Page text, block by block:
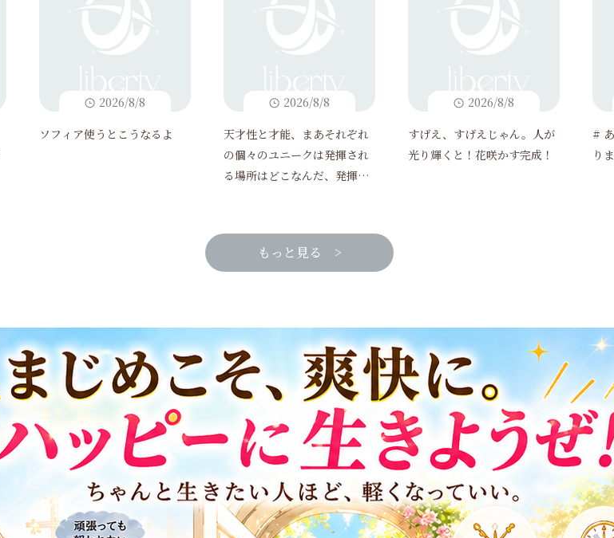
2026/8/8
ソフィア使うとこうなるよ
2026/8/8
天才性と才能、まあそれぞれ
の個々のユニークは発揮され
る場所はどこなんだ、発揮さ
2026/8/8
すげえ、すげえじゃん。人が
光り輝くと！花咲かす完成！
#
り
もっと見る >